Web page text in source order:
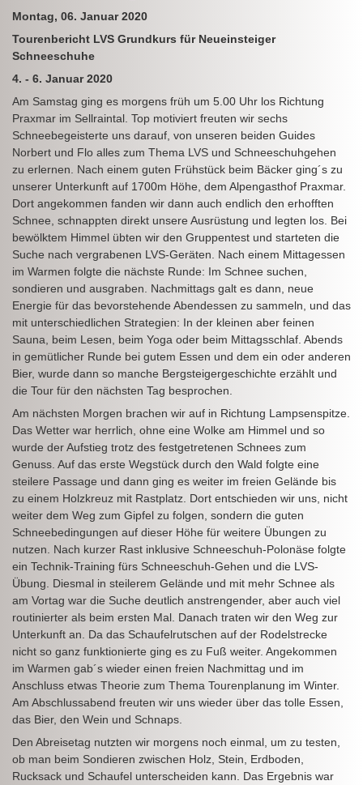
Montag, 06. Januar 2020
Tourenbericht LVS Grundkurs für Neueinsteiger
Schneeschuhe
4. - 6. Januar 2020
Am Samstag ging es morgens früh um 5.00 Uhr los Richtung
Praxmar im Sellraintal. Top motiviert freuten wir sechs
Schneebegeisterte uns darauf, von unseren beiden Guides
Norbert und Flo alles zum Thema LVS und Schneeschuhgehen
zu erlernen. Nach einem guten Frühstück beim Bäcker ging´s zu
unserer Unterkunft auf 1700m Höhe, dem Alpengasthof Praxmar.
Dort angekommen fanden wir dann auch endlich den erhofften
Schnee, schnappten direkt unsere Ausrüstung und legten los. Bei
bewölktem Himmel übten wir den Gruppentest und starteten die
Suche nach vergrabenen LVS-Geräten. Nach einem Mittagessen
im Warmen folgte die nächste Runde: Im Schnee suchen,
sondieren und ausgraben. Nachmittags galt es dann, neue
Energie für das bevorstehende Abendessen zu sammeln, und das
mit unterschiedlichen Strategien: In der kleinen aber feinen
Sauna, beim Lesen, beim Yoga oder beim Mittagsschlaf. Abends
in gemütlicher Runde bei gutem Essen und dem ein oder anderen
Bier, wurde dann so manche Bergsteigergeschichte erzählt und
die Tour für den nächsten Tag besprochen.
Am nächsten Morgen brachen wir auf in Richtung Lampsenspitze.
Das Wetter war herrlich, ohne eine Wolke am Himmel und so
wurde der Aufstieg trotz des festgetretenen Schnees zum
Genuss. Auf das erste Wegstück durch den Wald folgte eine
steilere Passage und dann ging es weiter im freien Gelände bis
zu einem Holzkreuz mit Rastplatz. Dort entschieden wir uns, nicht
weiter dem Weg zum Gipfel zu folgen, sondern die guten
Schneebedingungen auf dieser Höhe für weitere Übungen zu
nutzen. Nach kurzer Rast inklusive Schneeschuh-Polonäse folgte
ein Technik-Training fürs Schneeschuh-Gehen und die LVS-
Übung. Diesmal in steilerem Gelände und mit mehr Schnee als
am Vortag war die Suche deutlich anstrengender, aber auch viel
routinierter als beim ersten Mal. Danach traten wir den Weg zur
Unterkunft an. Da das Schaufelrutschen auf der Rodelstrecke
nicht so ganz funktionierte ging es zu Fuß weiter. Angekommen
im Warmen gab´s wieder einen freien Nachmittag und im
Anschluss etwas Theorie zum Thema Tourenplanung im Winter.
Am Abschlussabend freuten wir uns wieder über das tolle Essen,
das Bier, den Wein und Schnaps.
Den Abreisetag nutzten wir morgens noch einmal, um zu testen,
ob man beim Sondieren zwischen Holz, Stein, Erdboden,
Rucksack und Schaufel unterscheiden kann. Das Ergebnis war